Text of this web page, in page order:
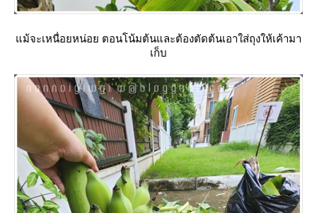
ม้จะเหนื่อยหน่อย ตอนโน้มต้นและต้องตัดต้นเอาใส่ถุงให้เค้ามา
เก็บ